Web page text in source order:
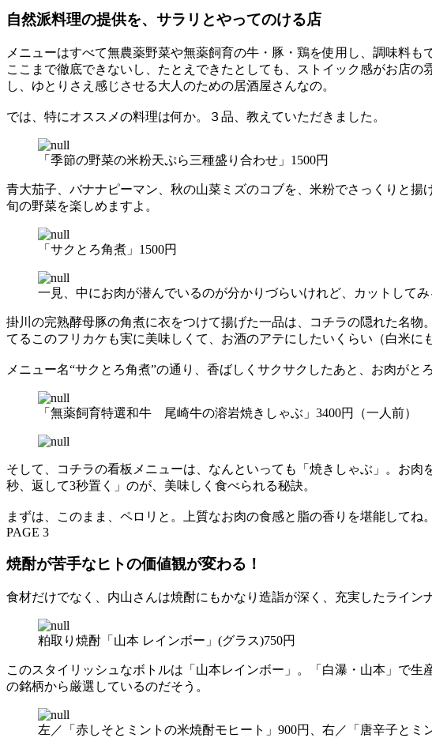
自然派料理の提供を、サラリとやってのける店
メニューはすべて無農薬野菜や無薬飼育の牛・豚・鶏を使用し、調味料
ここまで徹底できないし、たとえできたとしても、ストイック感がお店
し、ゆとりさえ感じさせる大人のための居酒屋さんなの。
では、特にオススメの料理は何か。３品、教えていただきました。
「季節の野菜の米粉天ぷら三種盛り合わせ」1500円
青大茄子、バナナピーマン、秋の山菜ミズのコブを、米粉でさっくりと
旬の野菜を楽しめますよ。
「サクとろ角煮」1500円
一見、中にお肉が潜んでいるのが分かりづらいけれど、カットしてみ
掛川の完熟酵母豚の角煮に衣をつけて揚げた一品は、コチラの隠れた名
てるこのフリカケも実に美味しくて、お酒のアテにしたいくらい（白米に
メニュー名“サクとろ角煮”の通り、香ばしくサクサクしたあと、お肉がと
「無薬飼育特選和牛 尾崎牛の溶岩焼きしゃぶ」3400円（一人前）
そして、コチラの看板メニューは、なんといっても「焼きしゃぶ」。お
秒、返して3秒置く」のが、美味しく食べられる秘訣。
まずは、このまま、ペロリと。上質なお肉の食感と脂の香りを堪能して
PAGE 3
焼酎が苦手なヒトの価値観が変わる！
食材だけでなく、内山さんは焼酎にもかなり造詣が深く、充実したライ
粕取り焼酎「山本 レインボー」(グラス)750円
このスタイリッシュなボトルは「山本レインボー」。「白瀑・山本」で
の銘柄から厳選しているのだそう。
左／「赤しそとミントの米焼酎モヒート」900円、右／「唐辛子とミ